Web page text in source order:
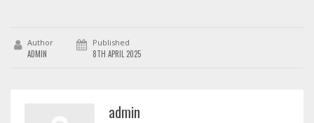
Author
ADMIN
Published
8TH APRIL 2025
admin